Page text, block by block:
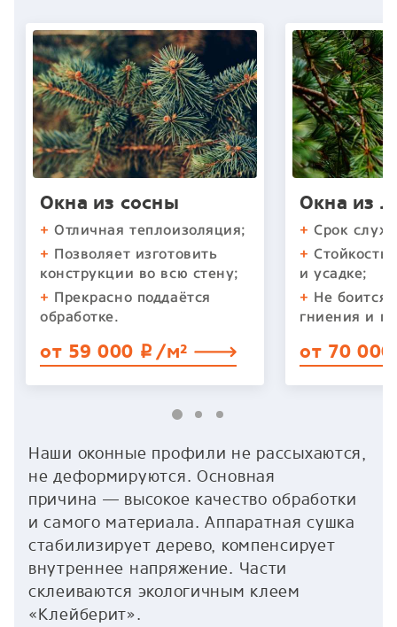
Окна из сосны
+ Отличная теплоизоляция;
+ Позволяет изготовить
конструкции во всю стену;
+ Прекрасно поддаётся
обработке.
от 59 000 p/м²
Окна из
+ Срок
+
и усадке;
+ Не боится
гниения и
от 70
Наши оконные профили не рассыхаются,
не деформируются. Основная
причина — высокое качество обработки
и самого материала. Аппаратная сушка
стабилизирует дерево, компенсирует
внутреннее напряжение. Части
склеиваются экологичным клеем
«Клейберит».